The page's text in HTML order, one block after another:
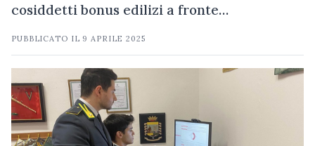
cosiddetti bonus edilizi a fronte…
PUBBLICATO IL 9 APRILE 2025